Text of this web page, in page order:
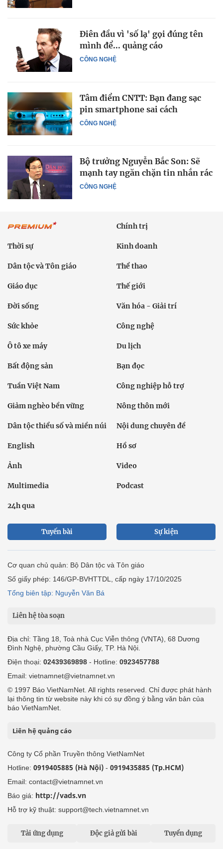
CÔNG NGHỆ
Điên đầu vì 'số lạ' gọi đúng tên
mình để... quảng cáo
CÔNG NGHỆ
Tâm điểm CNTT: Bạn đang sạc
pin smartphone sai cách
CÔNG NGHỆ
Bộ trưởng Nguyễn Bắc Son: Sẽ
mạnh tay ngăn chặn tin nhắn rác
Chính trị
Thời sự Kinh doanh
Dân tộc và Tôn giáo Thể thao
Giáo dục Thế giới
Đời sống Văn hóa - Giải trí
Sức khỏe Công nghệ
Ô tô xe máy Du lịch
Bất động sản Bạn đọc
Tuần Việt Nam Công nghiệp hỗ trợ
Giảm nghèo bền vững Nông thôn mới
Dân tộc thiểu số và miền núi Nội dung chuyên đề
English Hồ sơ
Ảnh Video
Multimedia Podcast
24h qua
Tuyến bài Sự kiện
Cơ quan chủ quản: Bộ Dân tộc và Tôn giáo
Số giấy phép: 146/GP-BVHTTDL, cấp ngày 17/10/2025
Tổng biên tập: Nguyễn Văn Bá
Liên hệ tòa soạn
Địa chỉ: Tầng 18, Toà nhà Cục Viễn thông (VNTA), 68 Dương
Đình Nghệ, phường Cầu Giấy, TP. Hà Nội.
Điện thoại: 02439369898 - Hotline: 0923457788
Email: vietnamnet@vietnamnet.vn
© 1997 Báo VietNamNet. All rights reserved. Chỉ được phát hành
lại thông tin từ website này khi có sự đồng ý bằng văn bản của
báo VietNamNet.
Liên hệ quảng cáo
Công ty Cổ phần Truyền thông VietNamNet
Hotline: 0919405885 (Hà Nội) - 0919435885 (Tp.HCM)
Email: contact@vietnamnet.vn
Báo giá: http://vads.vn
Hỗ trợ kỹ thuật: support@tech.vietnamnet.vn
Tải ứng dụng Độc giả gửi bài Tuyển dụng